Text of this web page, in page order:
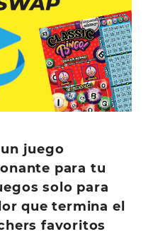
juego
para tu
solo para
que termina el
favoritos